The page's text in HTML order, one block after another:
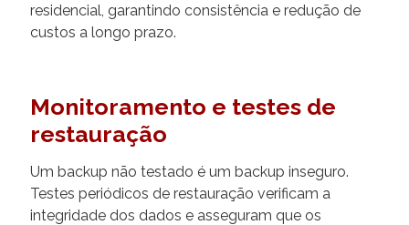
residencial, garantindo consistência e redução de
custos a longo prazo.
Monitoramento e testes de
restauração
Um backup não testado é um backup inseguro.
Testes periódicos de restauração verificam a
integridade dos dados e asseguram que os